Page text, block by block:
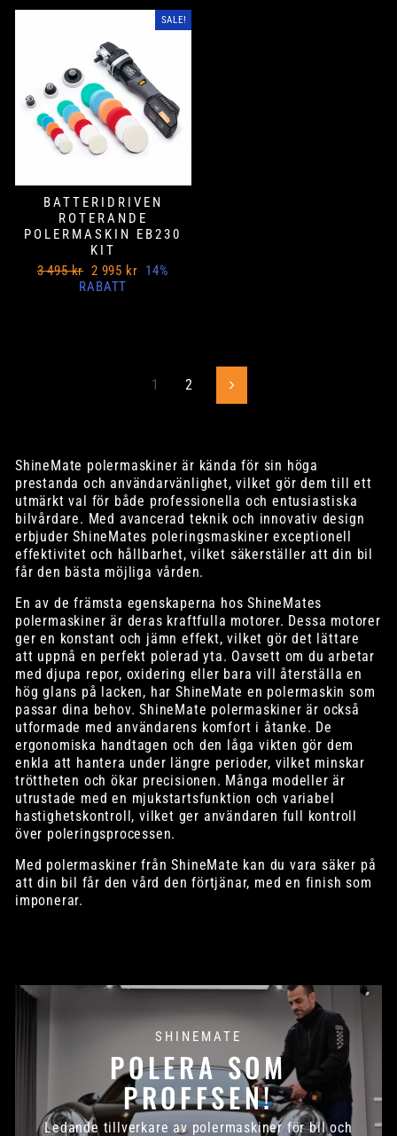
SALE!
BATTERIDRIVEN
ROTERANDE
POLERMASKIN EB230
KIT
Ord
3 495 kr Nedsatt
pris
2 995 kr 14%
RABATT
1 2 Nästa
ShineMate polermaskiner är kända för sin höga
prestanda och användarvänlighet, vilket gör dem till ett
utmärkt val för både professionella och entusiastiska
bilvårdare. Med avancerad teknik och innovativ design
erbjuder ShineMates poleringsmaskiner exceptionell
effektivitet och hållbarhet, vilket säkerställer att din bil
får den bästa möjliga vården.
En av de främsta egenskaperna hos ShineMates
polermaskiner är deras kraftfulla motorer. Dessa motorer
ger en konstant och jämn effekt, vilket gör det lättare
att uppnå en perfekt polerad yta. Oavsett om du arbetar
med djupa repor, oxidering eller bara vill återställa en
hög glans på lacken, har ShineMate en polermaskin som
passar dina behov. ShineMate polermaskiner är också
utformade med användarens komfort i åtanke. De
ergonomiska handtagen och den låga vikten gör dem
enkla att hantera under längre perioder, vilket minskar
tröttheten och ökar precisionen. Många modeller är
utrustade med en mjukstartsfunktion och variabel
hastighetskontroll, vilket ger användaren full kontroll
över poleringsprocessen.
Med polermaskiner från ShineMate kan du vara säker på
att din bil får den vård den förtjänar, med en finish som
imponerar.
SHINEMATE
POLERA SOM
PROFFSEN!
Ledande tillverkare av polermaskiner för bil och